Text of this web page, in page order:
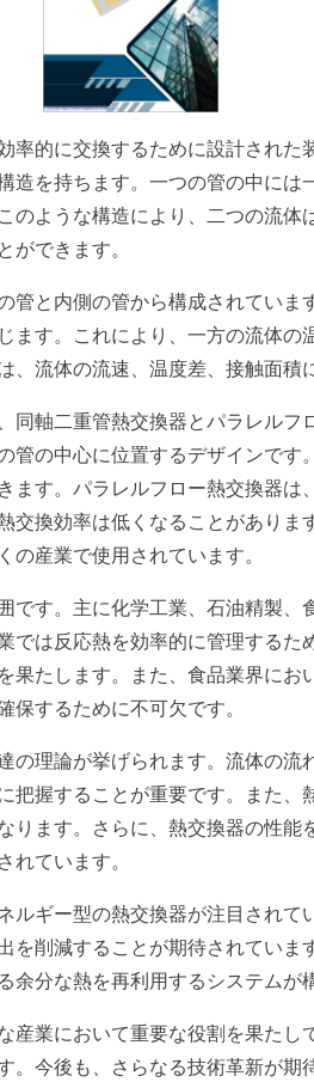
率的に交換するために設計された
造を持ちます。一つの管の中には
のような構造により、二つの流体
できます。
管と内側の管から構成されていま
ます。これにより、一方の流体の
流体の流速、温度差、接触面積
同軸二重管熱交換器とパラレルフ
管の中心に位置するデザインです
ます。パラレルフロー熱交換器は
交換効率は低くなることがありま
産業で使用されています。
です。主に化学工業、石油精製、
では反応熱を効率的に管理するた
果たします。また、食品業界にお
するために不可欠です。
の理論が挙げられます。流体の流
把握することが重要です。また、
ります。さらに、熱交換器の性能
ています。
ルギー型の熱交換器が注目されて
を削減することが期待されていま
分な熱を再利用するシステムが
産業において重要な役割を果たし
。今後も、さらなる技術革新が期